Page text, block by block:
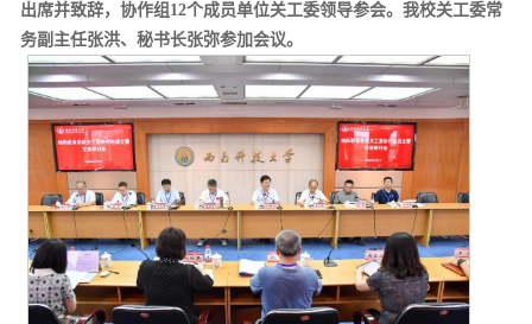
出席并致辞，协作组12个成员单位关工委领导参会。我校关工委常
务副主任张洪、秘书长张弥参加会议。